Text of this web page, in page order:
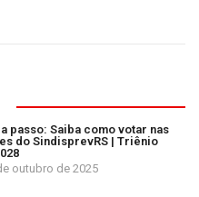
passo: Saiba como votar nas
do SindisprevRS | Triênio
outubro de 2025